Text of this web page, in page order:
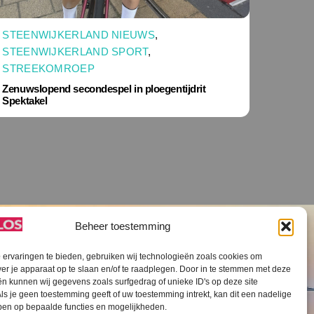
Beheer toestemming
ervaringen te bieden, gebruiken wij technologieën zoals cookies om
je apparaat op te slaan en/of te raadplegen. Door in te stemmen met deze
kunnen wij gegevens zoals surfgedrag of unieke ID's op deze site
je geen toestemming geeft of uw toestemming intrekt, kan dit een nadelige
op bepaalde functies en mogelijkheden.
STEENWIJKERLAND NIEUWS,
STEENWIJKERLAND SPORT,
STREEKOMROEP
Zenuwslopend secondespel in ploegentijdrit
Spektakel
SLOS ANBI Contact
Cookiebeleid (EU)